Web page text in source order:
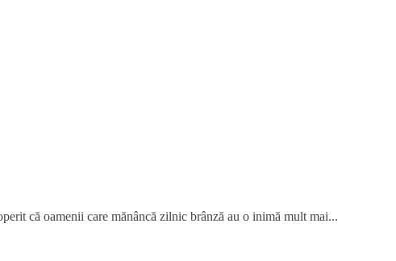
că oamenii care mănâncă zilnic brânză au o inimă mult mai...